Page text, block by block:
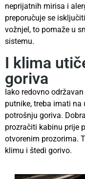
neprijatnih mirisa i
preporučuje se
vožnjel, to pomaže u
sistemu.
I klima
goriva
Iako redovno
putnike, treba imati na
potrošnju goriva.
prozračiti kabinu prije
otvorenim prozorima.
klimu i štedi gorivo.